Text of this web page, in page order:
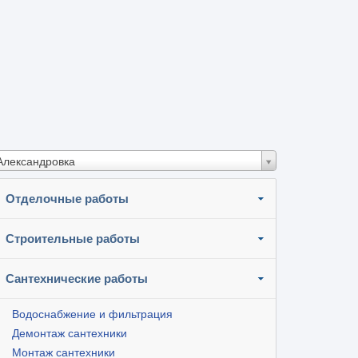
Отделочные работы
Строительные работы
Сантехнические работы
Водоснабжение и фильтрация
Демонтаж сантехники
Монтаж сантехники